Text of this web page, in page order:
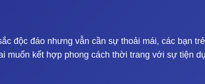
độc đáo nhưng vẫn cần sự thoải mái, các bạn trẻ
muốn kết hợp phong cách thời trang với sự tiện